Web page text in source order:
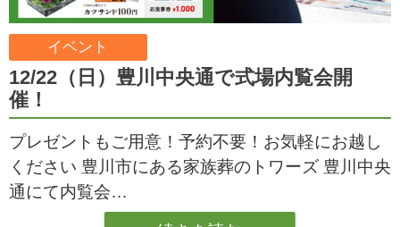
イベント
12/22（日）豊川中央通で式場内覧会開
催！
プレゼントもご用意！予約不要！お気軽にお越し
ください 豊川市にある家族葬のトワーズ 豊川中央
通にて内覧会…